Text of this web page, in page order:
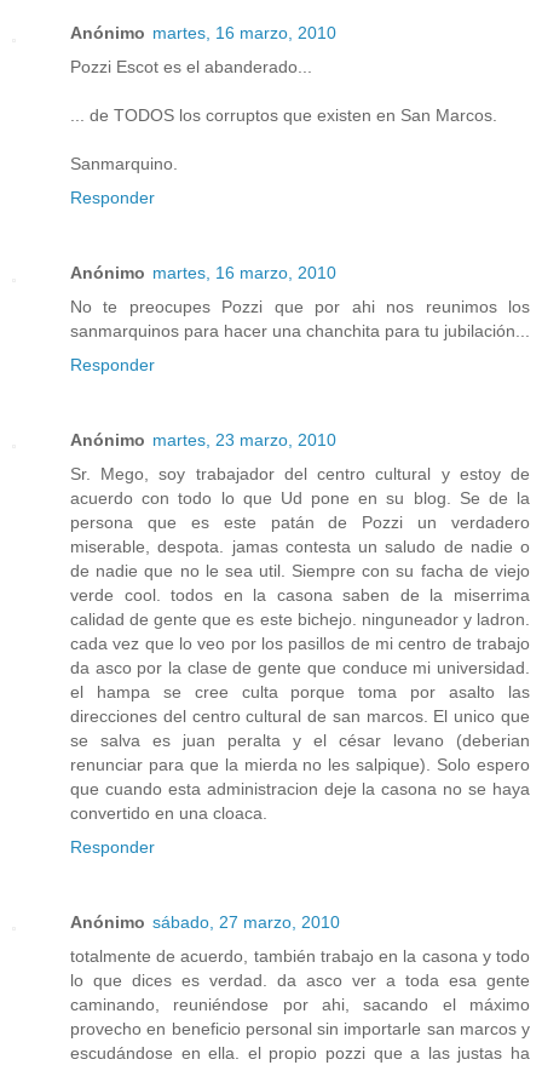
Anónimo martes, 16 marzo, 2010
Pozzi Escot es el abanderado...
... de TODOS los corruptos que existen en San Marcos.
Sanmarquino.
Responder
Anónimo martes, 16 marzo, 2010
No te preocupes Pozzi que por ahi nos reunimos los
sanmarquinos para hacer una chanchita para tu jubilación...
Responder
Anónimo martes, 23 marzo, 2010
Sr. Mego, soy trabajador del centro cultural y estoy de
acuerdo con todo lo que Ud pone en su blog. Se de la
persona que es este patán de Pozzi un verdadero
miserable, despota. jamas contesta un saludo de nadie o
de nadie que no le sea util. Siempre con su facha de viejo
verde cool. todos en la casona saben de la miserrima
calidad de gente que es este bichejo. ninguneador y ladron.
cada vez que lo veo por los pasillos de mi centro de trabajo
da asco por la clase de gente que conduce mi universidad.
el hampa se cree culta porque toma por asalto las
direcciones del centro cultural de san marcos. El unico que
se salva es juan peralta y el césar levano (deberian
renunciar para que la mierda no les salpique). Solo espero
que cuando esta administracion deje la casona no se haya
convertido en una cloaca.
Responder
Anónimo sábado, 27 marzo, 2010
totalmente de acuerdo, también trabajo en la casona y todo
lo que dices es verdad. da asco ver a toda esa gente
caminando, reuniéndose por ahi, sacando el máximo
provecho en beneficio personal sin importarle san marcos y
escudándose en ella. el propio pozzi que a las justas ha